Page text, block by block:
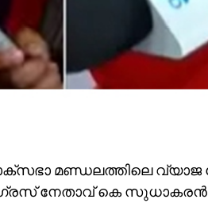
മണ്ഡലത്തിലെ
നേതാവ് കെ സുധാകരന്‍.